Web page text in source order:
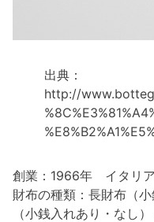
出典：
http://
創業：1966年 イタリア
財布の種類：長財布（
（小銭入れあり・なし